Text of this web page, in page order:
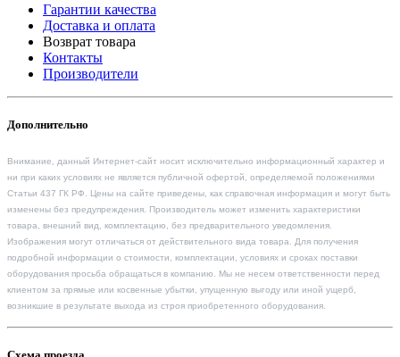
Гарантии качества
Доставка и оплата
Возврат товара
Контакты
Производители
Дополнительно
Внимание, данный Интернет-сайт носит исключительно информационный характер и
ни при каких условиях не является публичной офертой, определяемой положениями
Статьи 437 ГК РФ. Цены на сайте приведены, как справочная информация и могут быть
изменены без предупреждения. Производитель может изменить характеристики
товара, внешний вид, комплектацию, без предварительного уведомления.
Изображения могут отличаться от действительного вида товара. Для получения
подробной информации о стоимости, комплектации, условиях и сроках поставки
оборудования просьба обращаться в компанию. Мы не несем ответственности перед
клиентом за прямые или косвенные убытки, упущенную выгоду или иной ущерб,
возникшие в результате выхода из строя приобретенного оборудования.